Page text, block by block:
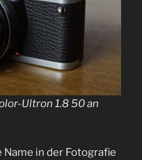
Ultron 1.8 50 an
in der Fotografie